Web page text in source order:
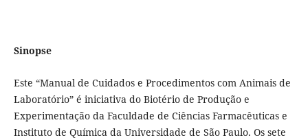
Sinopse
Este “Manual de Cuidados e Procedimentos com Animais de
Laboratório” é iniciativa do Biotério de Produção e
Experimentação da Faculdade de Ciências Farmacêuticas e
Instituto de Química da Universidade de São Paulo. Os sete